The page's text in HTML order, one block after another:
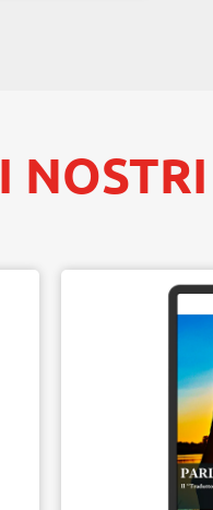
I